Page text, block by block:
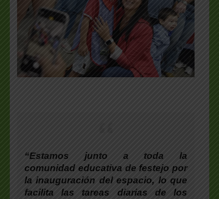
“Estamos junto a toda la
comunidad educativa de festejo por
la inauguración del espacio, lo que
facilita las tareas diarias de los